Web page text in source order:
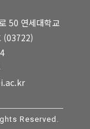
50 연세대학교
(03722)
Reserved.